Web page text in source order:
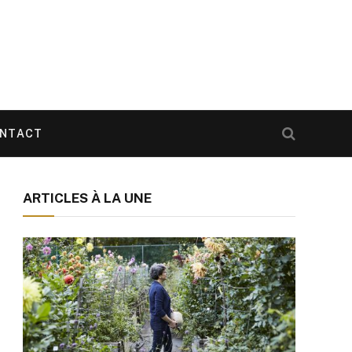
ARTICLES À LA UNE